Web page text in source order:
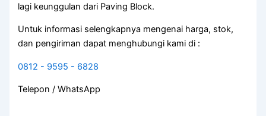
lagi keunggulan dari Paving Block.
Untuk informasi selengkapnya mengenai harga, stok,
dan pengiriman dapat menghubungi kami di :
0812 - 9595 - 6828
Telepon / WhatsApp